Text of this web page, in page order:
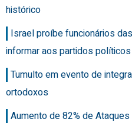
histórico
Israel proíbe funcionários
informar aos partidos
Tumulto em evento de
ortodoxos
Aumento de 82% de